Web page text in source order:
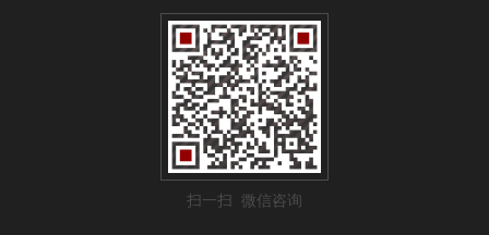
扫一扫 微信咨询